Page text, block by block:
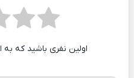
اولین نفری باشید که